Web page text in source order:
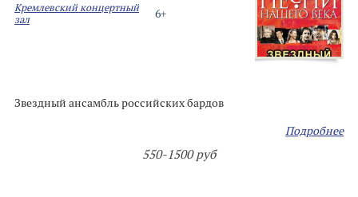
6+
Кремлевский концертный
зал
Звездный ансамбль российских бардов
Подробнее
550-1500 руб